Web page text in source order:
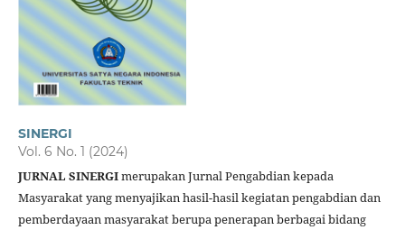
SINERGI
Vol. 6 No. 1 (2024)
JURNAL SINERGImerupakan Jurnal Pengabdian kepada
Masyarakat yang menyajikan hasil-hasil kegiatan pengabdian dan
pemberdayaan masyarakat berupa penerapan berbagai bidang